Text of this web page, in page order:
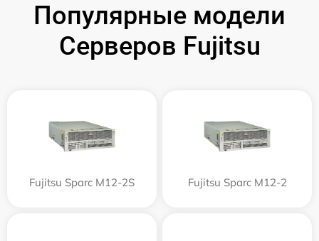
Популярные модели
Серверов Fujitsu
Fujitsu Sparc M12-2S Fujitsu Sparc M12-2